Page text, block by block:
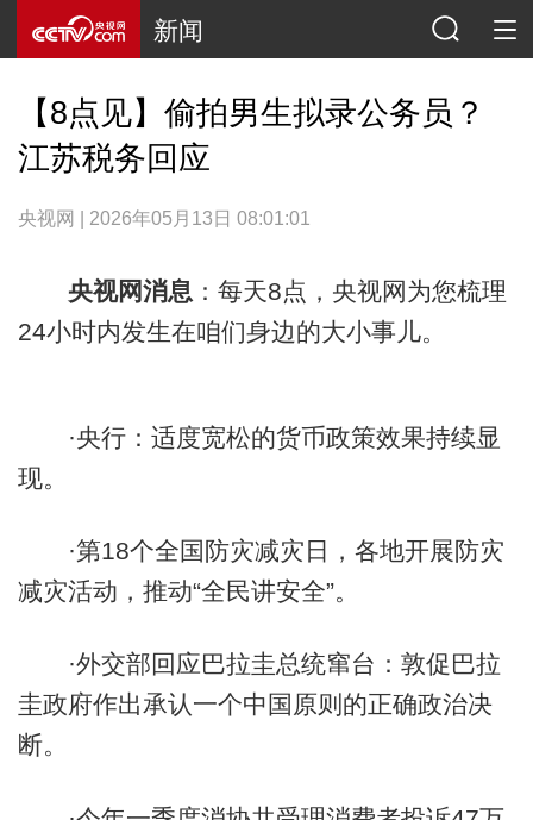
新闻
【8点见】偷拍男生拟录公务员？
江苏税务回应
央视网 | 2026年05月13日 08:01:01
央视网消息 ：每天8点，央视网为您梳理
24小时内发生在咱们身边的大小事儿。
·央行：适度宽松的货币政策效果持续显
现。
·第18个全国防灾减灾日，各地开展防灾
减灾活动，推动“全民讲安全”。
·外交部回应巴拉圭总统窜台：敦促巴拉
圭政府作出承认一个中国原则的正确政治决
断。